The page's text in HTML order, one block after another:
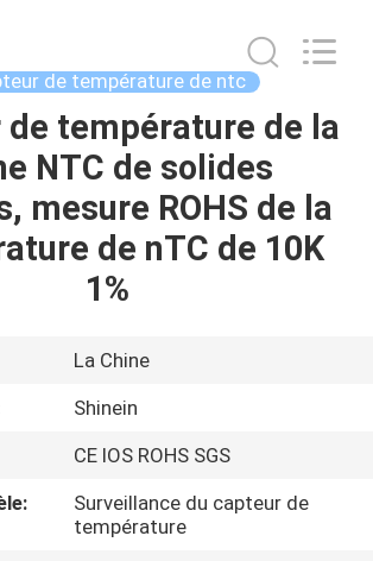
de température de ntc
de température de la
NTC de solides
mesure ROHS de la
de nTC de 10K
1%
La Chine
Shinein
CE IOS ROHS SGS
Surveillance du capteur de
température